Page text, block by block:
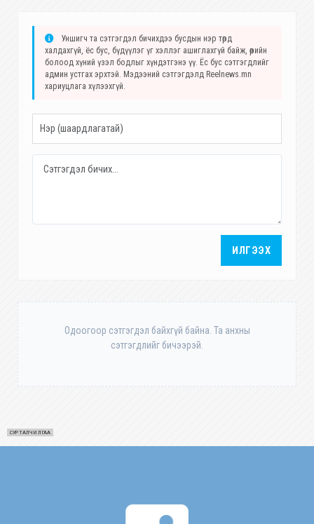
Уншигч та сэтгэгдэл бичихдээ бусдын нэр төрд
халдахгүй, ёс бус, бүдүүлэг үг хэллэг ашиглахгүй байж, өөрийн
болоод хүний үзэл бодлыг хүндэтгэнэ үү. Ёс бус сэтгэгдлийг
админ устгах эрхтэй. Мэдээний сэтгэгдэлд Reelnews.mn
хариуцлага хүлээхгүй.
ИЛГЭЭХ
Одоогоор сэтгэгдэл байхгүй байна. Та анхны
сэтгэгдлийг бичээрэй.
СУРТАЛЧИЛГАА